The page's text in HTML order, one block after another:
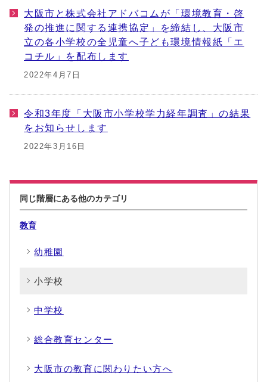
大阪市と株式会社アドバコムが「環境教育・啓
発の推進に関する連携協定」を締結し、大阪市
立の各小学校の全児童へ子ども環境情報紙「エ
コチル」を配布します
2022年4月7日
令和3年度「大阪市小学校学力経年調査」の結果
をお知らせします
2022年3月16日
同じ階層にある他のカテゴリ
教育
幼稚園
小学校
中学校
総合教育センター
大阪市の教育に関わりたい方へ